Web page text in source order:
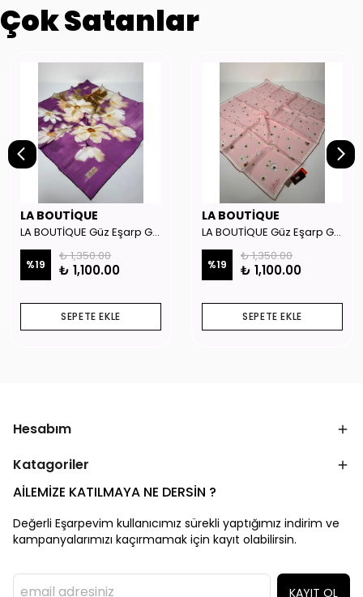
Çok Satanlar
LA BOUTİQUE
LA BOUTİQUE Güz Eşarp GYSE262908
%19
₺ 1,350.00
₺ 1,100.00
SEPETE EKLE
LA BOUTİQUE
LA BOUTİQUE Güz Eşarp GYSE130804
%19
₺ 1,350.00
₺ 1,100.00
SEPETE EKLE
Hesabım
Katagoriler
AİLEMİZE KATILMAYA NE DERSİN ?
Değerli Eşarpevim kullanıcımız sürekli yaptığımız indirim ve
kampanyalarımızı kaçırmamak için kayıt olabilirsin.
KAYIT OL